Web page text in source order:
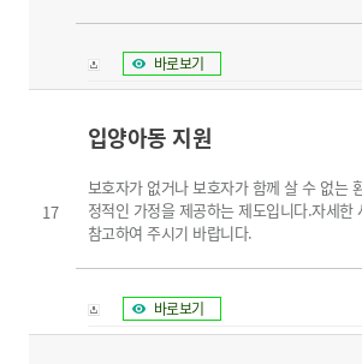
바로보기
17
입양아동 지원
보호자가 없거나 보호자가 함께 살 수 없는
정적인 가정을 제공하는 제도입니다.자세한
참고하여 주시기 바랍니다.
바로보기